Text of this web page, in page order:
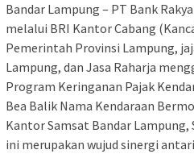
Bandar Lampung – PT Bank
melalui BRI Kantor Cabang
Pemerintah Provinsi Lampung,
Lampung, dan Jasa Raharja
Program Keringanan Pajak
Bea Balik Nama Kendaraan
Kantor Samsat Bandar Lampung,
ini merupakan wujud sinergi